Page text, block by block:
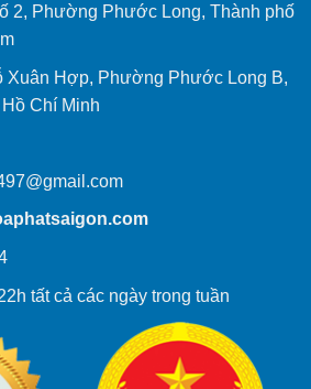
2, Phường Phước Long, Thành phố
Xuân Hợp, Phường Phước Long B,
Chí Minh
tất cả các ngày trong tuần